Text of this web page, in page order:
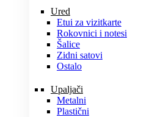
Ured
Etui za vizitkarte
Rokovnici i notesi
Šalice
Zidni satovi
Ostalo
Upaljači
Metalni
Plastični